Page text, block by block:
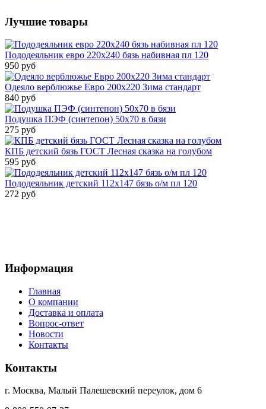
Лучшие товары
Пододеяльник евро 220х240 бязь набивная пл 120
950 руб
Одеяло верблюжье Евро 200х220 Зима стандарт
840 руб
Подушка ПЭФ (синтепон) 50х70 в бязи
275 руб
КПБ детский бязь ГОСТ Лесная сказка на голубом
595 руб
Пододеяльник детский 112х147 бязь о/м пл 120
272 руб
Информация
Главная
О компании
Доставка и оплата
Вопрос-ответ
Новости
Контакты
Контакты
г. Москва, Малый Палешевский переулок, дом 6